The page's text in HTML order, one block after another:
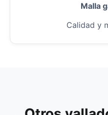
Malla
Calidad y